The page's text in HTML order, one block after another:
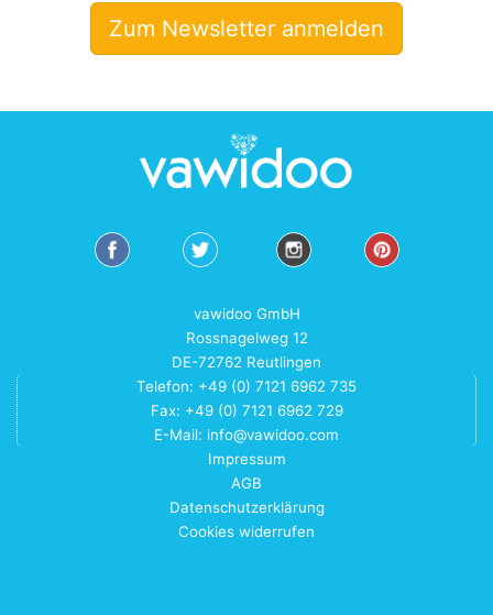
Zum Newsletter anmelden
vawidoo GmbH
Rossnagelweg 12
DE-72762 Reutlingen
Telefon: +49 (0) 7121 6962 735
Fax: +49 (0) 7121 6962 729
E-Mail: info@vawidoo.com
Impressum
AGB
Datenschutzerklärung
Cookies widerrufen